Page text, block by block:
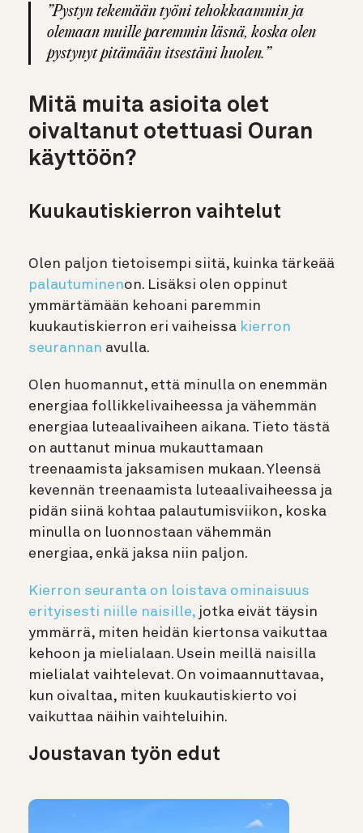
”Pystyn tekemään työni tehokkaammin ja
olemaan muille paremmin läsnä, koska olen
pystynyt pitämään itsestäni huolen.”
Mitä muita asioita olet
oivaltanut otettuasi Ouran
käyttöön?
Kuukautiskierron vaihtelut
Olen paljon tietoisempi siitä, kuinka tärkeää
palautuminenon. Lisäksi olen oppinut
ymmärtämään kehoani paremmin
kuukautiskierron eri vaiheissa kierron
seurannan avulla.
Olen huomannut, että minulla on enemmän
energiaa follikkelivaiheessa ja vähemmän
energiaa luteaalivaiheen aikana. Tieto tästä
on auttanut minua mukauttamaan
treenaamista jaksamisen mukaan. Yleensä
kevennän treenaamista luteaalivaiheessa ja
pidän siinä kohtaa palautumisviikon, koska
minulla on luonnostaan vähemmän
energiaa, enkä jaksa niin paljon.
Kierron seuranta on loistava ominaisuus
erityisesti niille naisille, jotka eivät täysin
ymmärrä, miten heidän kiertonsa vaikuttaa
kehoon ja mielialaan. Usein meillä naisilla
mielialat vaihtelevat. On voimaannuttavaa,
kun oivaltaa, miten kuukautiskierto voi
vaikuttaa näihin vaihteluihin.
Joustavan työn edut